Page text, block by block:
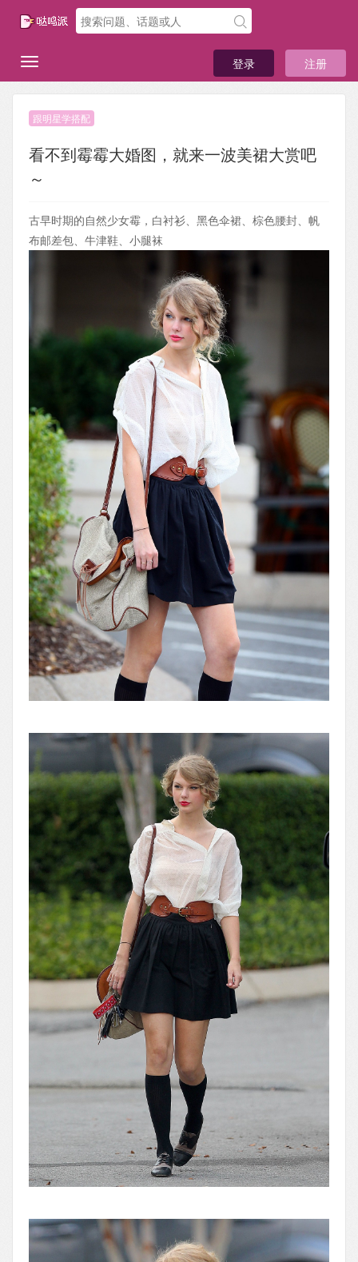
登录 注册
跟明星学搭配
看不到霉霉大婚图，就来一波美裙大赏吧
～
古早时期的自然少女霉，白衬衫、黑色伞裙、棕色腰封、帆
布邮差包、牛津鞋、小腿袜